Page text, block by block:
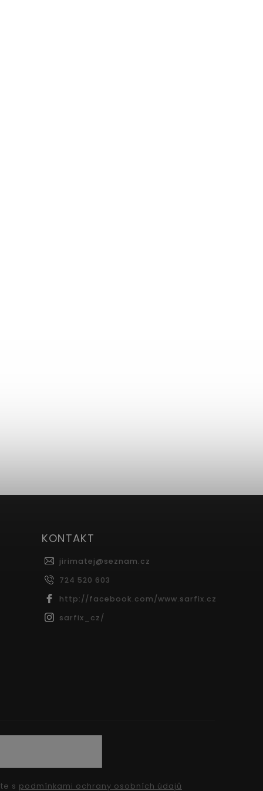
KONTAKT
jirimatej@seznam.cz
724 520 603
http://facebook.com/www.sarfix.cz
sarfix_cz/
s podmínkami ochrany osobních údajů